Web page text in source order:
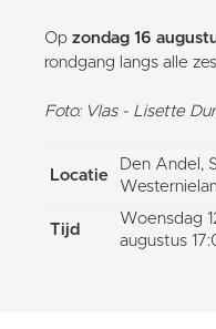
Op zondag 16
rondgang langs alle
Foto: Vlas - Lisette
Locatie
Den Andel,
Tijd
Woensdag
augustus